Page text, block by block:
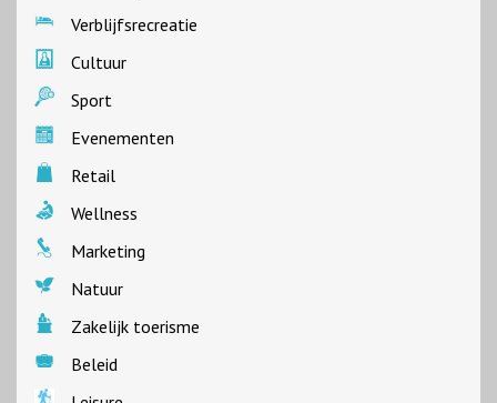
Verblijfsrecreatie
Cultuur
Sport
Evenementen
Retail
Wellness
Marketing
Natuur
Zakelijk toerisme
Beleid